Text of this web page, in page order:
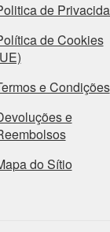
de
de Cookies
e Condições
e
do Sítio